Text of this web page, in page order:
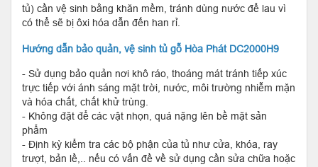
tủ) cần vệ sinh bằng khăn mềm, tránh dùng nước để lau vì
có thể sẽ bị ôxi hóa dẫn đến han rỉ.
Hướng dẫn bảo quản, vệ sinh tủ gỗ Hòa Phát DC2000H9
- Sử dụng bảo quản nơi khô ráo, thoáng mát tránh tiếp xúc
trực tiếp với ánh sáng mặt trời, nước, môi trường nhiễm mặn
và hóa chất, chất khử trùng.
- Không đặt để các vật nhọn, quá nặng lên bề mặt sản
phẩm
- Định kỳ kiểm tra các bộ phận của tủ như cửa, khóa, ray
trượt, bản lề,.. nếu có vấn đề về sử dụng cần sửa chữa hoặc